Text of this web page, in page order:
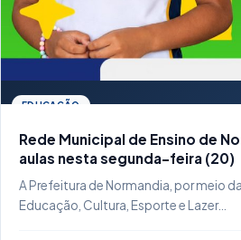
EDUCAÇÃO
Rede Municipal de Ensino de
aulas nesta segunda-feira (20)
A Prefeitura de Normandia, por meio
Educação, Cultura, Esporte e Lazer…